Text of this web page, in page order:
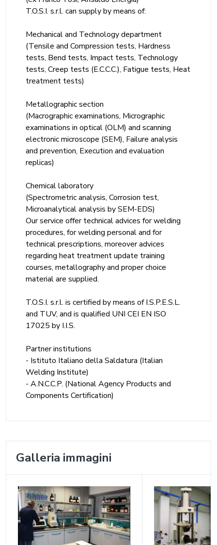
T.O.S.I. s.r.l. can supply by means of:
Mechanical and Technology department
(Tensile and Compression tests, Hardness
tests, Bend tests, Impact tests, Technology
tests, Creep tests (E.C.C.C.), Fatigue tests, Heat
treatment tests)
Metallographic section
(Macrographic examinations, Micrographic
examinations in optical (OLM) and scanning
electronic microscope (SEM), Failure analysis
and prevention, Execution and evaluation
replicas)
Chemical laboratory
(Spectrometric analysis, Corrosion test,
Microanalytical analysis by SEM-EDS)
Our service offer technical advices for welding
procedures, for welding personal and for
technical prescriptions, moreover advices
regarding heat treatment update training
courses, metallography and proper choice
material are supplied.
T.O.S.I. s.r.l. is certified by means of I.S.P.E.S.L.
and TUV, and is qualified UNI CEI EN ISO
17025 by I.I.S.
Partner institutions
- Istituto Italiano della Saldatura (Italian
Welding Institute)
- A.N.C.C.P. (National Agency Products and
Components Certification)
Galleria immagini